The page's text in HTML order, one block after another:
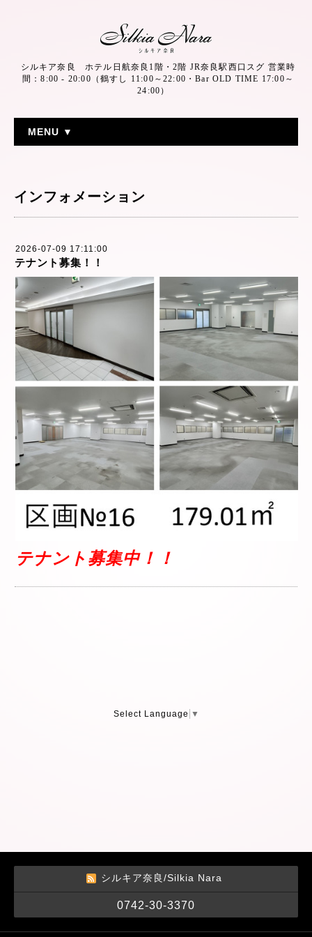
シルキア奈良 ホテル日航奈良1階・2階 JR奈良駅西口スグ 営業時
間：8:00 - 20:00（鶴すし 11:00～22:00・Bar OLD TIME 17:00～
24:00）
MENU ▼
インフォメーション
2026-07-09 17:11:00
テナント募集！！
テナント募集中！！
Select Language ▼
シルキア奈良/Silkia Nara
0742-30-3370